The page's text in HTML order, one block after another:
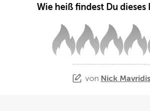
Wie heiß findest Du dieses
von Nick Mavridis